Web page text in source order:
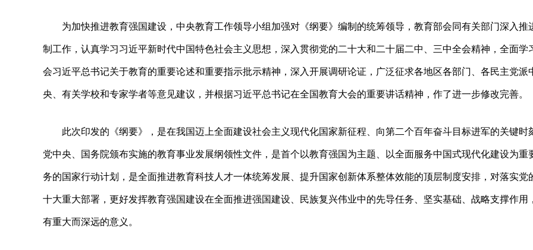
为加快推进教育强国建设，中央教育工作领导小组加强对《纲要》编制的统筹领导，教育部会同有关部门深入推
制工作，认真学习习近平新时代中国特色社会主义思想，深入贯彻党的二十大和二十届二中、三中全会精神，全面学
会习近平总书记关于教育的重要论述和重要指示批示精神，深入开展调研论证，广泛征求各地区各部门、各民主党派
央、有关学校和专家学者等意见建议，并根据习近平总书记在全国教育大会的重要讲话精神，作了进一步修改完善。
此次印发的《纲要》，是在我国迈上全面建设社会主义现代化国家新征程、向第二个百年奋斗目标进军的关键时
党中央、国务院颁布实施的教育事业发展纲领性文件，是首个以教育强国为主题、以全面服务中国式现代化建设为重
务的国家行动计划，是全面推进教育科技人才一体统筹发展、提升国家创新体系整体效能的顶层制度安排，对落实党
十大重大部署，更好发挥教育强国建设在全面推进强国建设、民族复兴伟业中的先导任务、坚实基础、战略支撑作用
有重大而深远的意义。